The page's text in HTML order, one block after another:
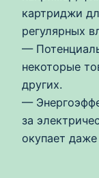
картриджи
регулярных
—
некоторые
других.
—
за
окупает